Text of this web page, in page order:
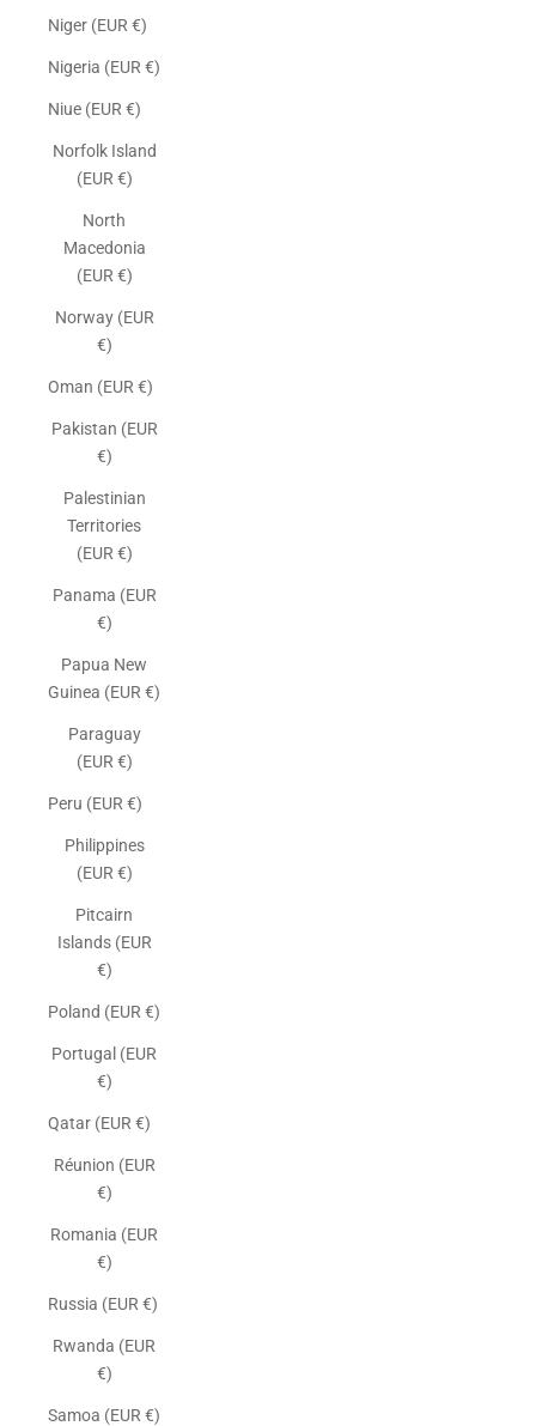
Niger (EUR €)
Nigeria (EUR €)
Niue (EUR €)
Norfolk Island
(EUR €)
North
Macedonia
(EUR €)
Norway (EUR
€)
Oman (EUR €)
Pakistan (EUR
€)
Palestinian
Territories
(EUR €)
Panama (EUR
€)
Papua New
Guinea (EUR €)
Paraguay
(EUR €)
Peru (EUR €)
Philippines
(EUR €)
Pitcairn
Islands (EUR
€)
Poland (EUR €)
Portugal (EUR
€)
Qatar (EUR €)
Réunion (EUR
€)
Romania (EUR
€)
Russia (EUR €)
Rwanda (EUR
€)
Samoa (EUR €)